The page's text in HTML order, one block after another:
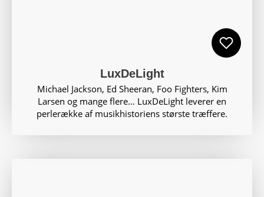
LuxDeLight
Michael Jackson, Ed Sheeran, Foo Fighters, Kim
Larsen og mange flere… LuxDeLight leverer en
perlerække af musikhistoriens største træffere.